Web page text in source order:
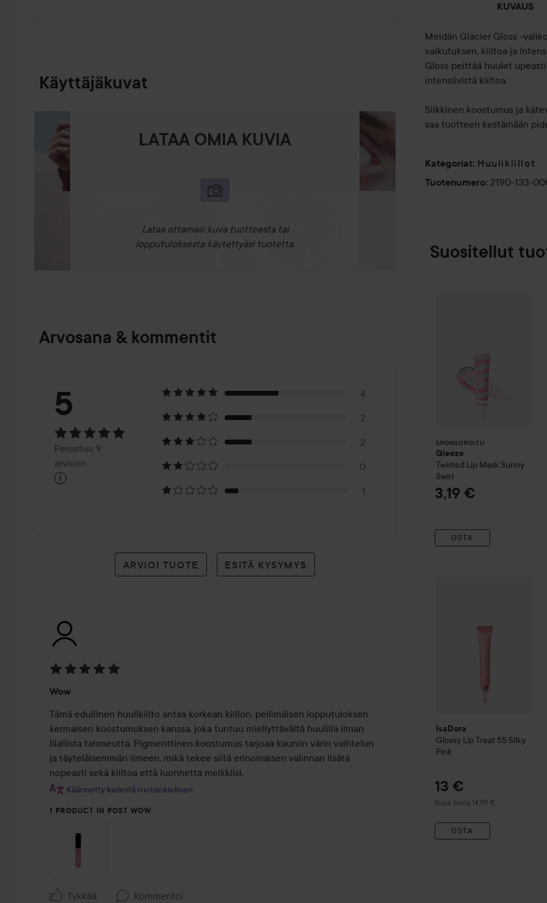
Käyttäjäkuvat
LATAA OMIA KUVIA
Lataa ottamasi kuva tuotteesta tai
lopputuloksesta käytettyäsi tuotetta.
Arvosana & kommentit
Arvosana:
5Perustuu
9
5
Perustuu 9
arvioon
i
4
2
2
0
1
ARVIOI TUOTE ESITÄ KYSYMYS
5
/
5
Wow
Tämä edullinen huulikiilto antaa korkean kiillon, peilimäisen lopputuloksen
kermaisen koostumuksen kanssa, joka tuntuu miellyttävältä huulilla ilman
liiallista tahmeutta. Pigmenttinen koostumus tarjoaa kauniin värin vaihtelun
ja täyteläisemmän ilmeen, mikä tekee siitä erinomaisen valinnan lisätä
nopeasti sekä kiiltoa että luonnetta meikkiisi.
Käännetty kielestä ruotsinkielinen
1 PRODUCT IN POST WOW
Tykkää Kommentoi
KUVAUS
Meidän Glacier Gloss -
vaikutuksen, kiiltoa ja
Gloss peittää huulet
intensiivistä kiiltoa.
Silkkinen koostumus ja
saa tuotteen kestämään
Kategoriat: Huulikiillot
Tuotenumero: 2190-133-
Suositellut
SPONSOROITU
Gleeze
Twisted Lip Mask Sunny
Swirl
3,19 €
OSTA
IsaDora
Glossy Lip Treat 55 Silky
Pink
13 €
Suos. hinta 14,99 €
Suositeltu hinta 14,99 €
OSTA